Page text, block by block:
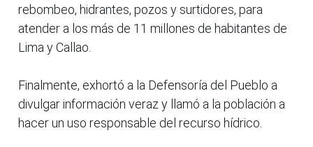
rebombeo, hidrantes, pozos y surtidores, para
atender a los más de 11 millones de habitantes de
Lima y Callao.
Finalmente, exhortó a la Defensoría del Pueblo a
divulgar información veraz y llamó a la población a
hacer un uso responsable del recurso hídrico.